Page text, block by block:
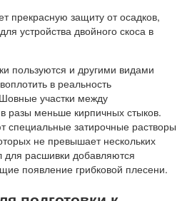
прекрасную защиту от осадков,
устройства двойного скоса в
пользуются и другими видами
в реальность
участки между
разы меньше кирпичных стыков.
специальные затирочные растворы
не превышает нескольких
расшивки добавляются
появление грибковой плесени.